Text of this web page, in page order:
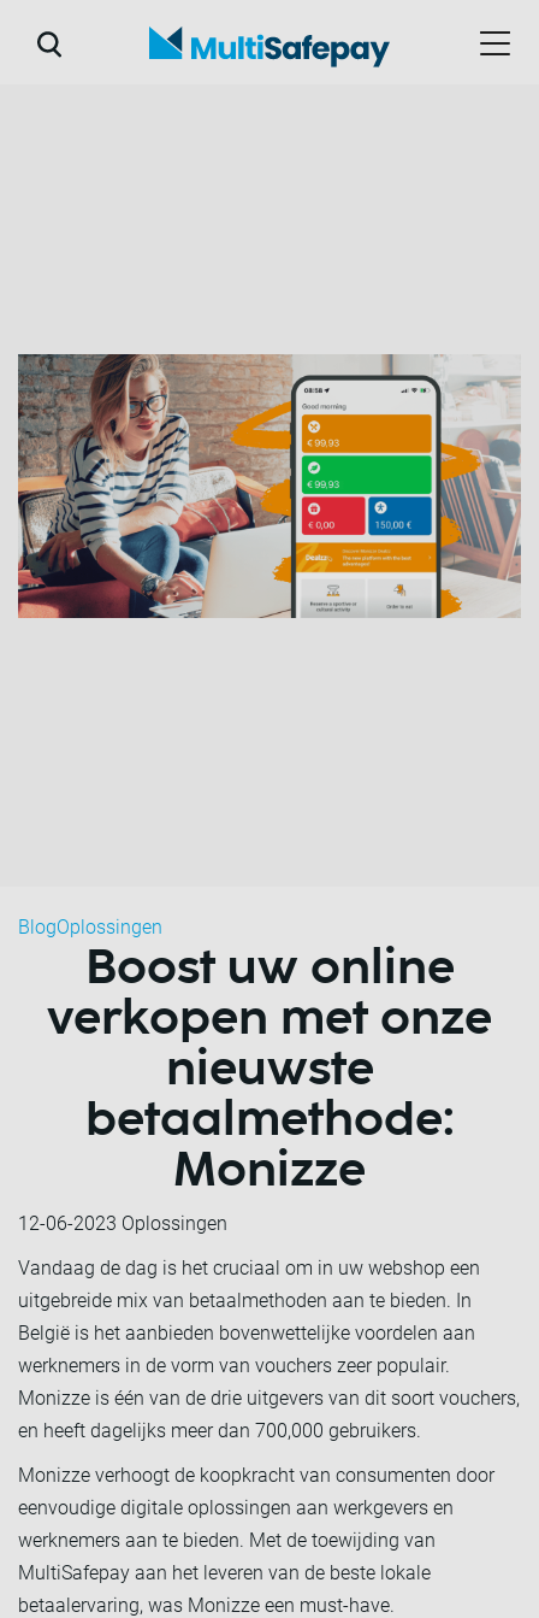
BlogOplossingen
Boost uw online
verkopen met onze
nieuwste
betaalmethode:
Monizze
12-06-2023 Oplossingen
Vandaag de dag is het cruciaal om in uw webshop een
uitgebreide mix van betaalmethoden aan te bieden. In
België is het aanbieden bovenwettelijke voordelen aan
werknemers in de vorm van vouchers zeer populair.
Monizze is één van de drie uitgevers van dit soort vouchers,
en heeft dagelijks meer dan 700,000 gebruikers.
Monizze verhoogt de koopkracht van consumenten door
eenvoudige digitale oplossingen aan werkgevers en
werknemers aan te bieden. Met de toewijding van
MultiSafepay aan het leveren van de beste lokale
betaalervaring, was Monizze een must-have.